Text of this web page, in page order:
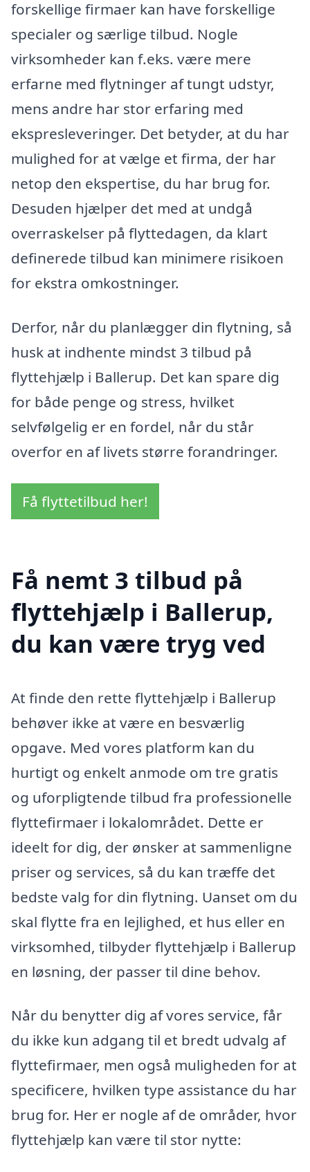
forskellige firmaer kan have forskellige
specialer og særlige tilbud. Nogle
virksomheder kan f.eks. være mere
erfarne med flytninger af tungt udstyr,
mens andre har stor erfaring med
ekspresleveringer. Det betyder, at du har
mulighed for at vælge et firma, der har
netop den ekspertise, du har brug for.
Desuden hjælper det med at undgå
overraskelser på flyttedagen, da klart
definerede tilbud kan minimere risikoen
for ekstra omkostninger.
Derfor, når du planlægger din flytning, så
husk at indhente mindst 3 tilbud på
flyttehjælp i Ballerup. Det kan spare dig
for både penge og stress, hvilket
selvfølgelig er en fordel, når du står
overfor en af livets større forandringer.
Få flyttetilbud her!
Få nemt 3 tilbud på
flyttehjælp i Ballerup,
du kan være tryg ved
At finde den rette flyttehjælp i Ballerup
behøver ikke at være en besværlig
opgave. Med vores platform kan du
hurtigt og enkelt anmode om tre gratis
og uforpligtende tilbud fra professionelle
flyttefirmaer i lokalområdet. Dette er
ideelt for dig, der ønsker at sammenligne
priser og services, så du kan træffe det
bedste valg for din flytning. Uanset om du
skal flytte fra en lejlighed, et hus eller en
virksomhed, tilbyder flyttehjælp i Ballerup
en løsning, der passer til dine behov.
Når du benytter dig af vores service, får
du ikke kun adgang til et bredt udvalg af
flyttefirmaer, men også muligheden for at
specificere, hvilken type assistance du har
brug for. Her er nogle af de områder, hvor
flyttehjælp kan være til stor nytte: